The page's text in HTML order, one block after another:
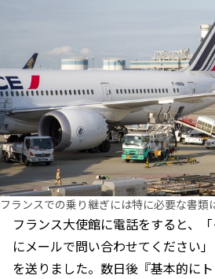
フランスでの乗り継ぎには特に必要な書類
フランス大使館に電話をすると、
にメールで問い合わせてください
を送りました。数日後『基本的に